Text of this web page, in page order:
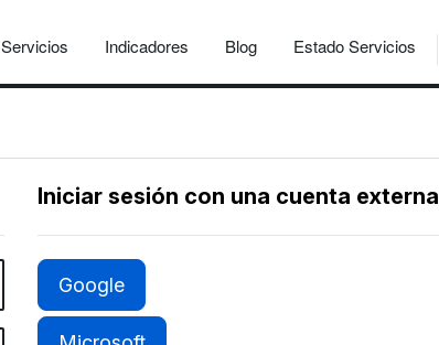
Servicios Indicadores Blog Estado Servicios
Iniciar sesión con una cuenta externa
Google